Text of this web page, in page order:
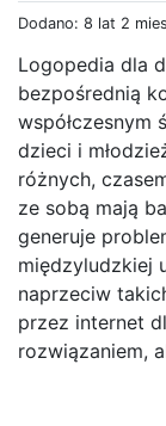
Dodano: 8 lat 2
Logopedia dla
bezpośrednią
współczesnym
dzieci i
różnych,
ze sobą mają
generuje
międzyludzkiej
naprzeciw
przez internet
rozwiązaniem,